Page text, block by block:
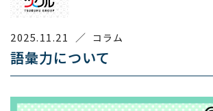
2025.11.21 ／ コラム
語彙力について